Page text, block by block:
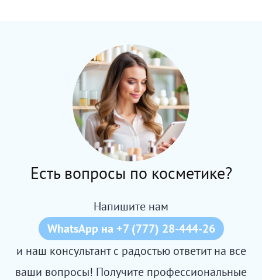
Есть вопросы по косметике?
Напишите нам
WhatsApp на +7 (777) 28-444-26
и наш консультант с радостью ответит на все
ваши вопросы! Получите профессиональные